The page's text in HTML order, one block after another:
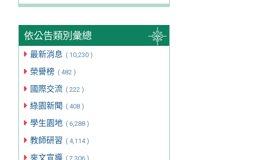
依公告類別彙總
最新消息 ( 10,230 )
榮譽榜 ( 482 )
國際交流 ( 222 )
綠園新聞 ( 408 )
學生園地 ( 6,288 )
教師研習 ( 4,114 )
來文宣導 ( 2,306 )